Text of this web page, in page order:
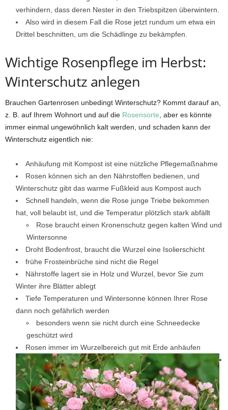
verhindern, dass deren Nester in den Triebspitzen überwintern.
Also wird in diesem Fall die Rose jetzt rundum um etwa ein
Drittel beschnitten, um die Schädlinge zu bekämpfen.
Wichtige Rosenpflege im Herbst:
Winterschutz anlegen
Brauchen Gartenrosen unbedingt Winterschutz? Kommt darauf an,
z. B. auf Ihrem Wohnort und auf die Rosensorte, aber es könnte
immer einmal ungewöhnlich kalt werden, und schaden kann der
Winterschutz eigentlich nie:
Anhäufung mit Kompost ist eine nützliche Pflegemaßnahme
Rosen können sich an den Nährstoffen bedienen, und
Winterschutz gibt das warme Fußkleid aus Kompost auch
Schnell handeln, wenn die Rose junge Triebe bekommen
hat, voll belaubt ist, und die Temperatur plötzlich stark abfällt
Rose braucht einen Kronenschutz gegen kalten Wind und
Wintersonne
Droht Bodenfrost, braucht die Wurzel eine Isolierschicht
frühe Frosteinbrüche sind nicht die Regel
Nährstoffe lagert sie in Holz und Wurzel, bevor Sie zum
Winter ihre Blätter ablegt
Tiefe Temperaturen und Wintersonne können Ihrer Rose
dann noch gefährlich werden
besonders wenn sie nicht durch eine Schneedecke
geschützt wird
Rosen immer im Wurzelbereich gut mit Erde anhäufen